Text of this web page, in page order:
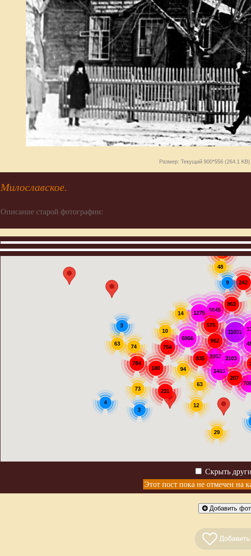
Размер: Текущий 900*556 (264.1 KB)
Милославское.
Описание старой фотографии:
1483
784
3052
94
5645
3103
11031
754
29
835
5956 962
242
863
180
231
907
1275
48
73
63
12
10
3
63
4
74
575
14
207
9
3
Скрыть
Этот пост пока не отмечен на
Добавить